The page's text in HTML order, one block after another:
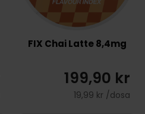
FIX Chai Latte 8,4mg
199,90 kr
19,99 kr /dosa